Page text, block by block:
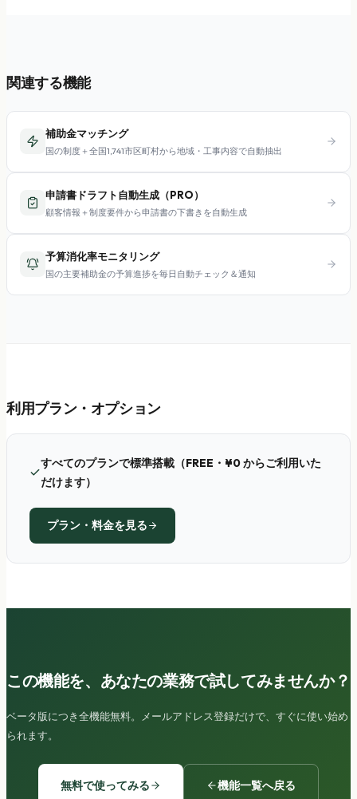
関連する機能
補助金マッチング
国の制度＋全国1,741市区町村から地域・工事内容で自動抽出
申請書ドラフト自動生成（PRO）
顧客情報＋制度要件から申請書の下書きを自動生成
予算消化率モニタリング
国の主要補助金の予算進捗を毎日自動チェック＆通知
利用プラン・オプション
すべてのプランで標準搭載（FREE・¥0 からご利用いた
だけます）
プラン・料金を見る
この機能を、あなたの業務で試してみませんか？
ベータ版につき全機能無料。メールアドレス登録だけで、すぐに使い始め
られます。
無料で使ってみる 機能一覧へ戻る